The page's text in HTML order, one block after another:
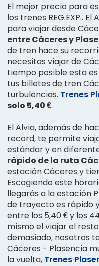
El mejor precio para
los trenes REG.EXP..
para viajar desde
entre Cáceres y
de tren hace su
necesitas viajar de
tiempo posible esta
tus billetes de tren
turbulencias. Trenes
solo 5,40 €.
El Alvia, además de
record, te permite
estándar y en
rápido de la ruta
estación Cáceres y
Escogiendo este
llegarás a la estación
de trayecto es rápido
entre los 5,40 € y los
mismo el viajar el
demasiado, nosotros
Cáceres - Plasencia
la vuelta, Trenes